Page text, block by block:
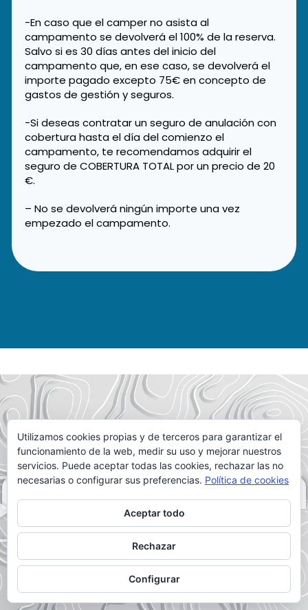
-En caso que el camper no asista al
campamento se devolverá el 100% de la reserva.
Salvo si es 30 días antes del inicio del
campamento que, en ese caso, se devolverá el
importe pagado excepto 75€ en concepto de
gastos de gestión y seguros.
-Si deseas contratar un seguro de anulación con
cobertura hasta el día del comienzo el
campamento, te recomendamos adquirir el
seguro de COBERTURA TOTAL por un precio de 20
€.
– No se devolverá ningún importe una vez
empezado el campamento.
DALE AL PLAY
Utilizamos cookies propias y de terceros para garantizar el
funcionamiento de la web, medir su uso y mejorar nuestros
servicios. Puede aceptar todas las cookies, rechazar las no
necesarias o configurar sus preferencias. Política de cookies
Aceptar todo
Rechazar
Configurar